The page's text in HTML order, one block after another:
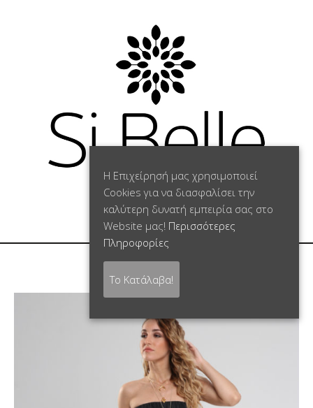
0
Η Επιχείρησή μας χρησιμοποιεί
Cookies για να διασφαλίσει την
καλύτερη δυνατή εμπειρία σας στο
Website μας! Περισσότερες
Πληροφορίες
Το Κατάλαβα!